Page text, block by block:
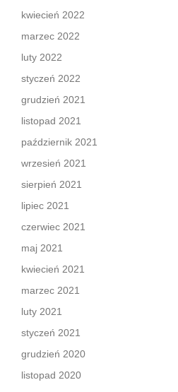
kwiecień 2022
marzec 2022
luty 2022
styczeń 2022
grudzień 2021
listopad 2021
październik 2021
wrzesień 2021
sierpień 2021
lipiec 2021
czerwiec 2021
maj 2021
kwiecień 2021
marzec 2021
luty 2021
styczeń 2021
grudzień 2020
listopad 2020